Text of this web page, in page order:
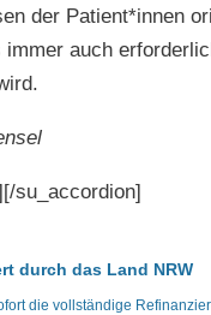
der Patient*innen
immer auch
su_accordion]
durch das Land NRW
die vollständige